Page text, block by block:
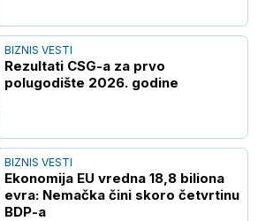
BIZNIS VESTI
Rezultati CSG-a za prvo
polugodište 2026. godine
BIZNIS VESTI
Ekonomija EU vredna 18,8 biliona
evra: Nemačka čini skoro četvrtinu
BDP-a